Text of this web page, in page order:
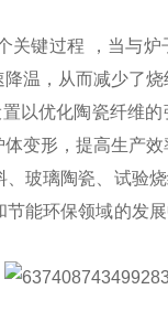
关键过程 ，当与
温，从而减少了
以优化陶瓷纤维
变形，提高生产效
玻璃陶瓷、试验
能环保领域的发